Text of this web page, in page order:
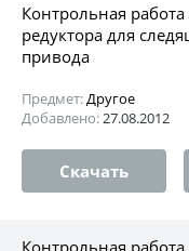
Контрольная
редуктора для
привода
Предмет:Другое
Добавлено:27.08.2012
Скачать
Контрольная